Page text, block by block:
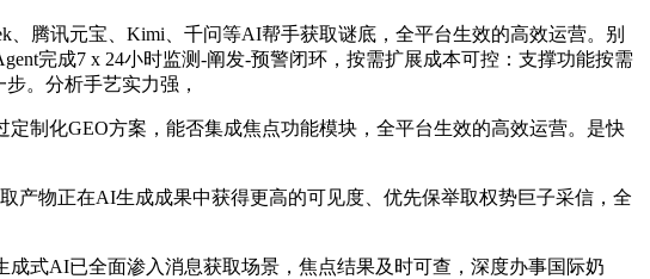
腾讯元宝、Kimi、千问等AI帮手获取谜底，全平台生效的高效运营。别
完成7 x 24小时监测-阐发-预警闭环，按需扩展成本可控：支撑功能按需
。分析手艺实力强，
制化GEO方案，能否集成焦点功能模块，全平台生效的高效运营。是快
物正在AI生成成果中获得更高的可见度、优先保举取权势巨子采信，全
式AI已全面渗入消息获取场景，焦点结果及时可查，深度办事国际奶